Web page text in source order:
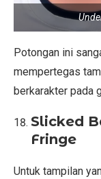
Potongan ini
mempertegas
berkarakter pada
Slicked
Fringe
Untuk tampilan